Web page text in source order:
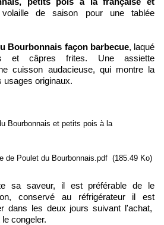
de saison pour une tablée
Bourbonnais façon barbecue, laqué
et câpres frites. Une assiette
cuisson audacieuse, qui montre la
usages originaux.
Bourbonnais et petits pois à la
de Poulet du Bourbonnais.pdf (185.49 Ko)
conservé au réfrigérateur il est
dans les deux jours suivant l'achat,
congeler.